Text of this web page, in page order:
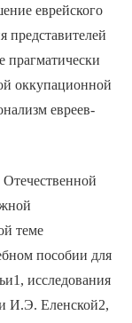
еврейского
представителей
прагматически
оккупационной
евреев-
теме
пособии для
исследования
И.Э. Еленской2,